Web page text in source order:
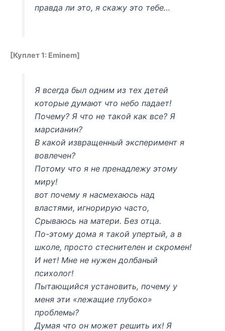
правда ли это, я скажу это тебе…
[Куплет 1: Eminem]
Я всегда был одним из тех детей
которые думают что небо падает!
Почему? Я что не такой как все? Я
марсианин?
В какой извращенный эксперимент я
вовлечен?
Потому что я не пренадлежу этому
миру!
вот почему я насмехаюсь над
властями, игнорирую часто,
Срываюсь на матери. Без отца.
По-этому дома я такой упертый, а в
школе, просто стеснителен и скромен!
И нет! Мне не нужен долбаный
психолог!
Пытающийся установить, почему у
меня эти «лежащие глубоко»
проблемы?
Думая что он может решить их! Я